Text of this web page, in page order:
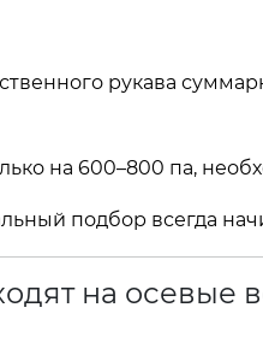
рукава
на 600–800 па,
подбор всегда
на осевые